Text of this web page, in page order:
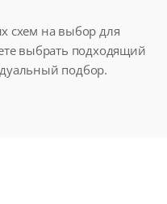
схем на выбор для
выбрать подходящий
подбор.